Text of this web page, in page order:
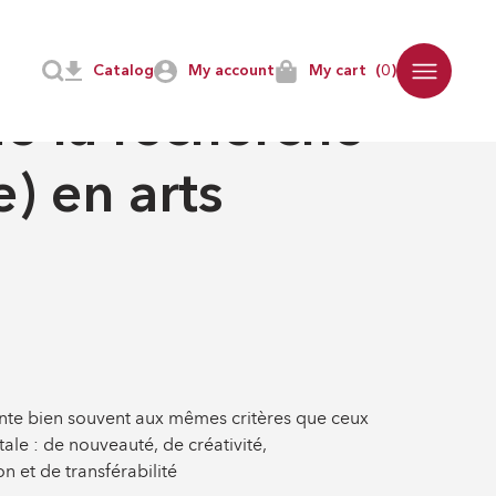
My account My cart (0)
Catalog
la recherche
en arts
bien souvent aux mêmes critères que ceux
: de nouveauté, de créativité,
et de transférabilité